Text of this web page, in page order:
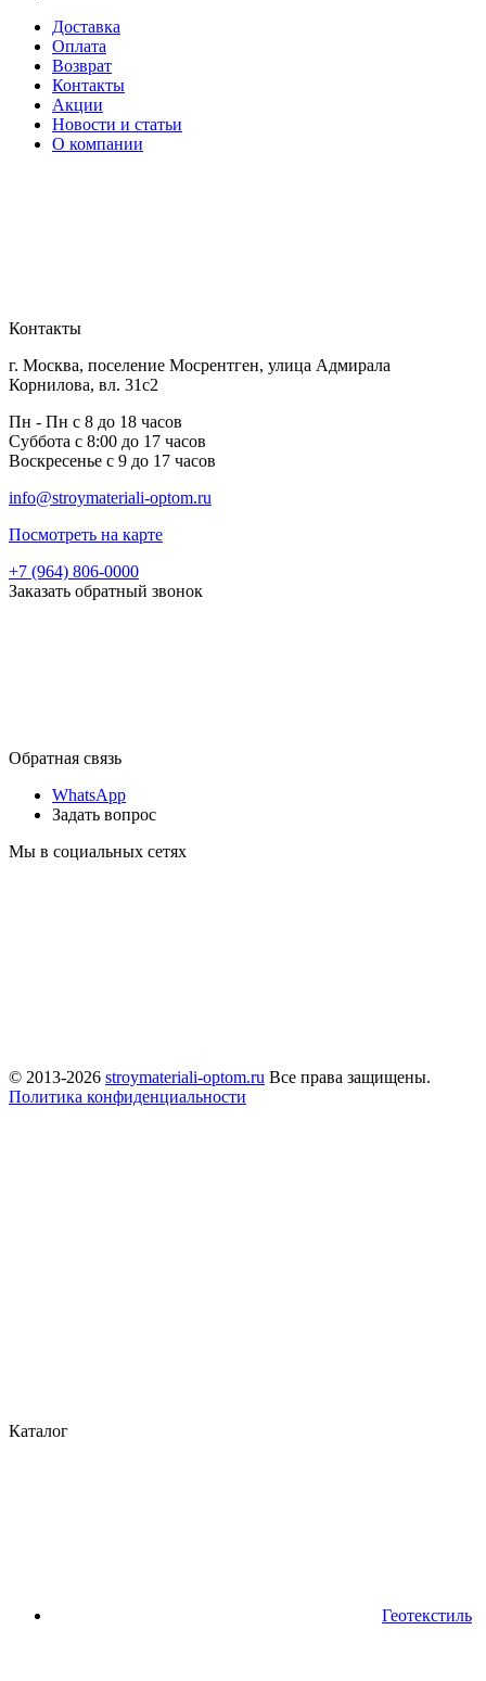
Доставка
Оплата
Возврат
Контакты
Акции
Новости и статьи
О компании
Контакты
г. Москва, поселение Мосрентген, улица Адмирала
Корнилова, вл. 31с2
Пн - Пн с 8 до 18 часов
Суббота с 8:00 до 17 часов
Воскресенье с 9 до 17 часов
info@stroymateriali-optom.ru
Посмотреть на карте
+7 (964) 806-0000
Заказать обратный звонок
Обратная связь
WhatsApp
Задать вопрос
Мы в социальных сетях
© 2013-2026 stroymateriali-optom.ru Все права защищены.
Политика конфиденциальности
Каталог
Геотекстиль